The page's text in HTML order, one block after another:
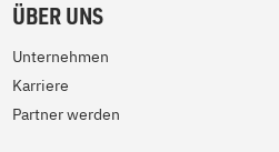
ÜBER UNS
Unternehmen
Karriere
Partner werden